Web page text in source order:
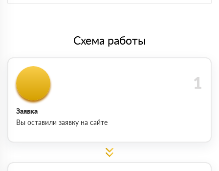
Схема работы
Заявка
Вы оставили заявку на сайте